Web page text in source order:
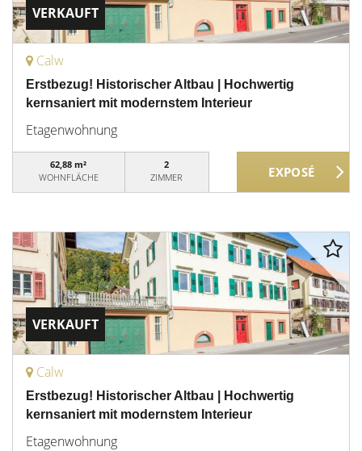
VERKAUFT
Calw
Erstbezug! Historischer Altbau | Hochwertig
kernsaniert mit modernstem Interieur
Etagenwohnung
62,88 m²
WOHNFLÄCHE
2
ZIMMER
VERKAUFT
Calw
Erstbezug! Historischer Altbau | Hochwertig
kernsaniert mit modernstem Interieur
Etagenwohnung